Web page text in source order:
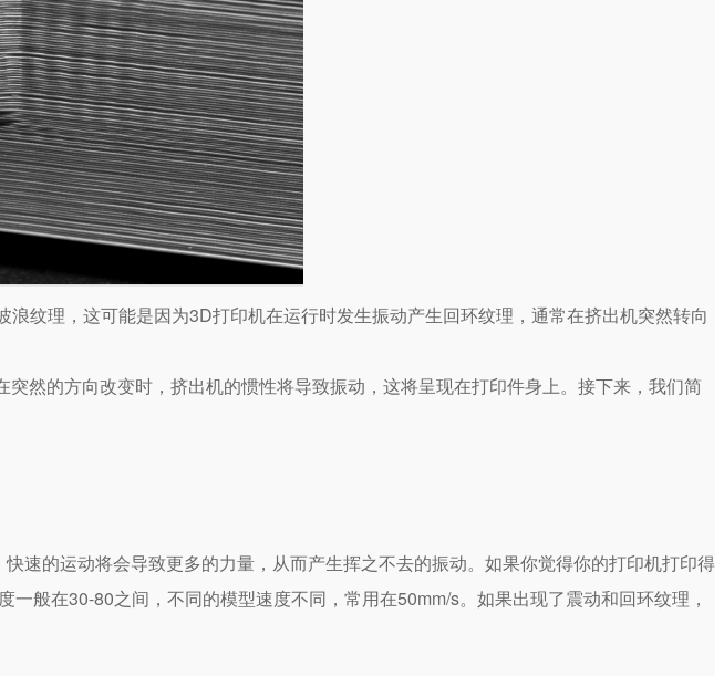
纹理，这可能是因为3D打印机在运行时发生振动产生回环纹理，通常在挤出机突然转向
然的方向改变时，挤出机的惯性将导致振动，这将呈现在打印件身上。接下来，我们简
速的运动将会导致更多的力量，从而产生挥之不去的振动。如果你觉得你的打印机打印得
般在30-80之间，不同的模型速度不同，常用在50mm/s。如果出现了震动和回环纹理，